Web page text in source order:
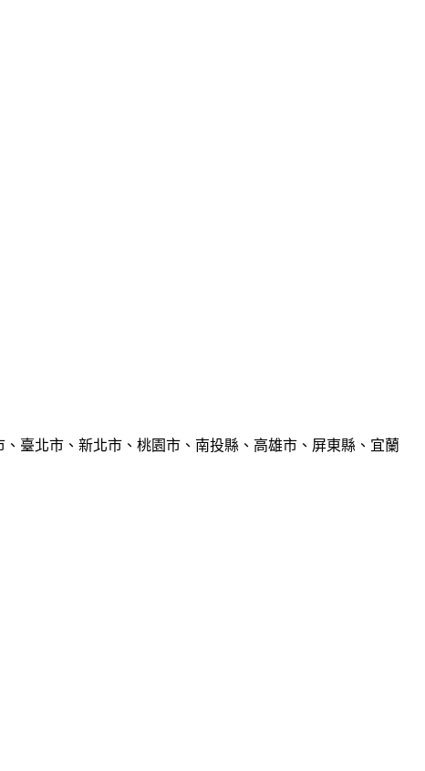
臺北市、新北市、桃園市、南投縣、高雄市、屏東縣、宜蘭